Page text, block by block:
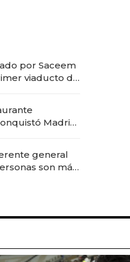
por Saceem
viaducto de
Madrid:
apertura
general
son más